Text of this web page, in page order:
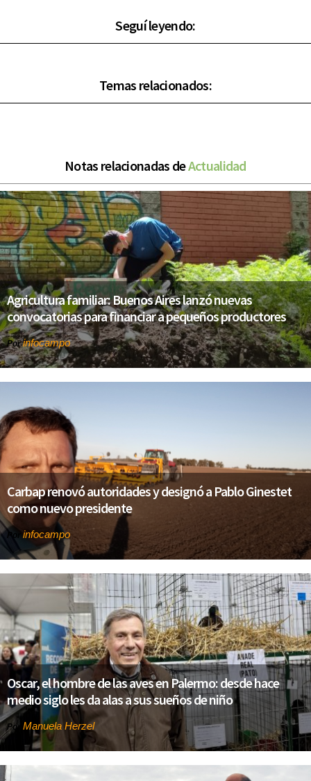
Seguí leyendo:
Temas relacionados:
Notas relacionadas deActualidad
Agricultura familiar: Buenos Aires lanzó nuevas
convocatorias para financiar a pequeños productores
Porinfocampo
Carbap renovó autoridades y designó a Pablo Ginestet
como nuevo presidente
Por infocampo
Oscar, el hombre de las aves en Palermo: desde hace
medio siglo les da alas a sus sueños de niño
Por Manuela Herzel